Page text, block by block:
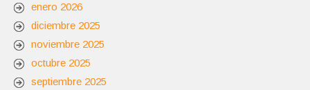
enero 2026
diciembre 2025
noviembre 2025
octubre 2025
septiembre 2025